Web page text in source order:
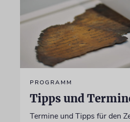
PROGRAMM
Tipps und
Termine und Tipps für den